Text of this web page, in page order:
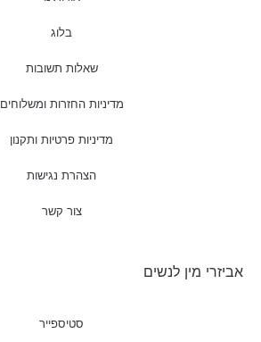
בלוג
שאלות תשובות
מדיניות החזרות ומשלוחים
מדיניות פרטיות ותקנון
הצהרת נגישות
צור קשר
אביזרי מין לנשים
סטיספייר